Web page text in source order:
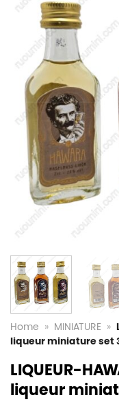
Home » MINIATURE »
liqueur miniature set
LIQUEUR-
liqueur